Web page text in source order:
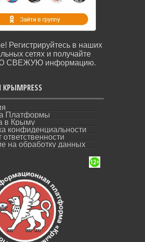
Регистрируйтесь в наших
сетях и получайте
СВЕЖУЮ информацию.
Платформы
в Крыму
конфиденциальности
ответственности
на обработку данных